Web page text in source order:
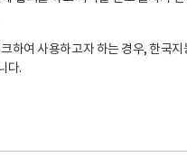
하여 사용하고자 하는 경우, 한국
다.